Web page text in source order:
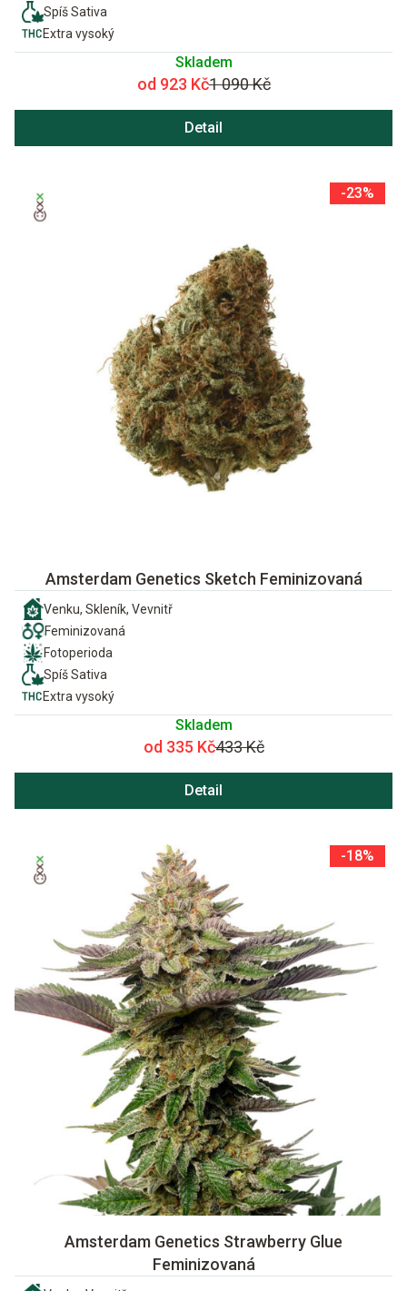
Spíš Sativa
Extra vysoký
Skladem
od 923 Kč1 090 Kč
Detail
-23%
Amsterdam Genetics Sketch Feminizovaná
Venku, Skleník, Vevnitř
Feminizovaná
Fotoperioda
Spíš Sativa
Extra vysoký
Skladem
od 335 Kč433 Kč
Detail
-18%
Amsterdam Genetics Strawberry Glue
Feminizovaná